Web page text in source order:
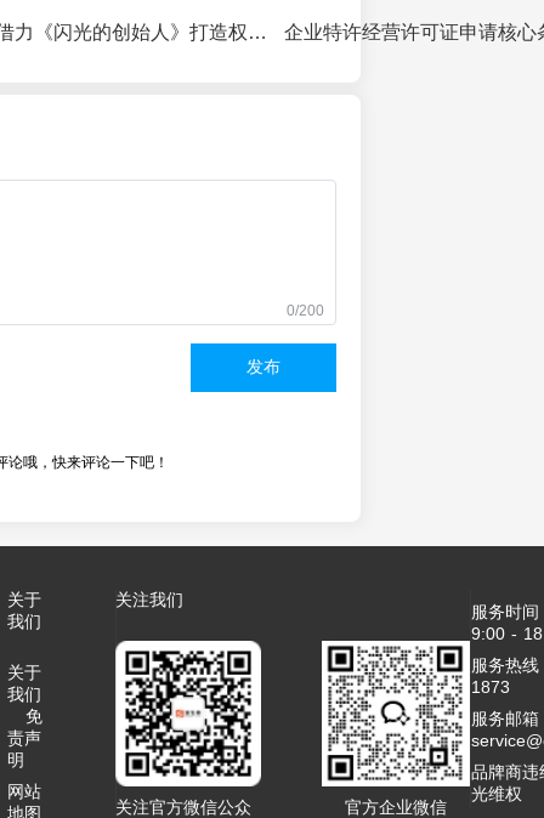
餐饮创始人如何借力《闪光的创始人》打造权威品牌信任状？
0/200
发布
论哦，快来评论一下吧！
关于
我们
关于
我们
免
责声
明
网站
地图
关注我们
关注官方微信公众 官方企业微信
服务时
9:00 -
服务热
1873
服务邮箱
品牌商违
光维权